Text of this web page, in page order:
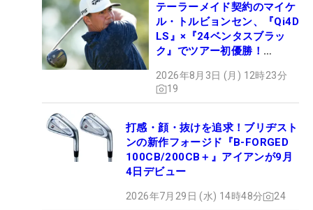
テーラーメイド契約のマイケ
ル・トルビョンセン、『Qi4D
LS』×『24ベンタスブラッ
ク』でツアー初優勝！
2026年8月3日 (月) 12時23分
19
打感・顔・抜けを追求！ブリヂスト
ンの新作フォージド『B-FORGED
100CB/200CB＋』アイアンが9月
4日デビュー
2026年7月29日 (水) 14時48分 24